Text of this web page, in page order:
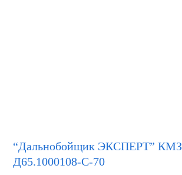
“Дальнобойщик ЭКСПЕРТ” КМЗ
Д65.1000108-С-70